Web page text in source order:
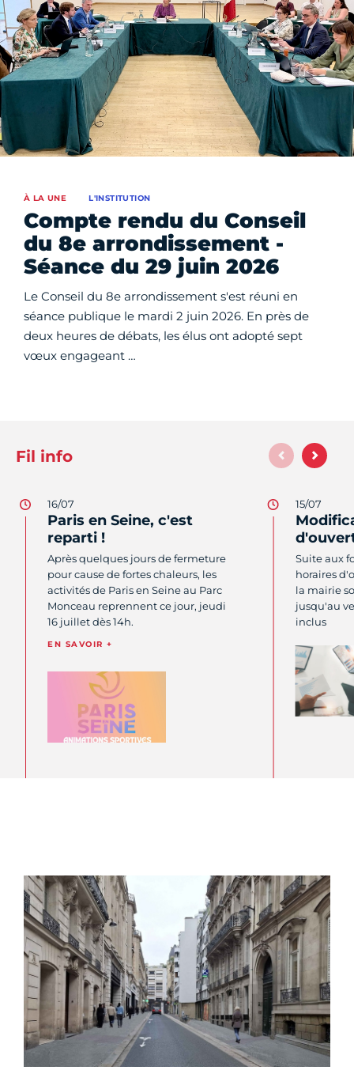
Compte rendu du Conseil
du 8e arrondissement -
Séance du 29 juin 2026
À LA UNE L'INSTITUTION
Le Conseil du 8e arrondissement s'est réuni en
séance publique le mardi 2 juin 2026. En près de
deux heures de débats, les élus ont adopté sept
vœux engageant …
Fil info
16/07
Paris en Seine, c'est
reparti !
Après quelques jours de fermeture
pour cause de fortes chaleurs, les
activités de Paris en Seine au Parc
Monceau reprennent ce jour, jeudi
16 juillet dès 14h.
EN SAVOIR +
15/07
Suite aux
horaires
la mairie
jusqu'au
inclus